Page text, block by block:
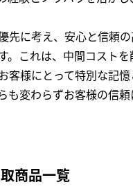
先に考え、安心と信頼
これは、中間コスト
客様にとって特別な記
変わらずお客様の信頼
商品一覧